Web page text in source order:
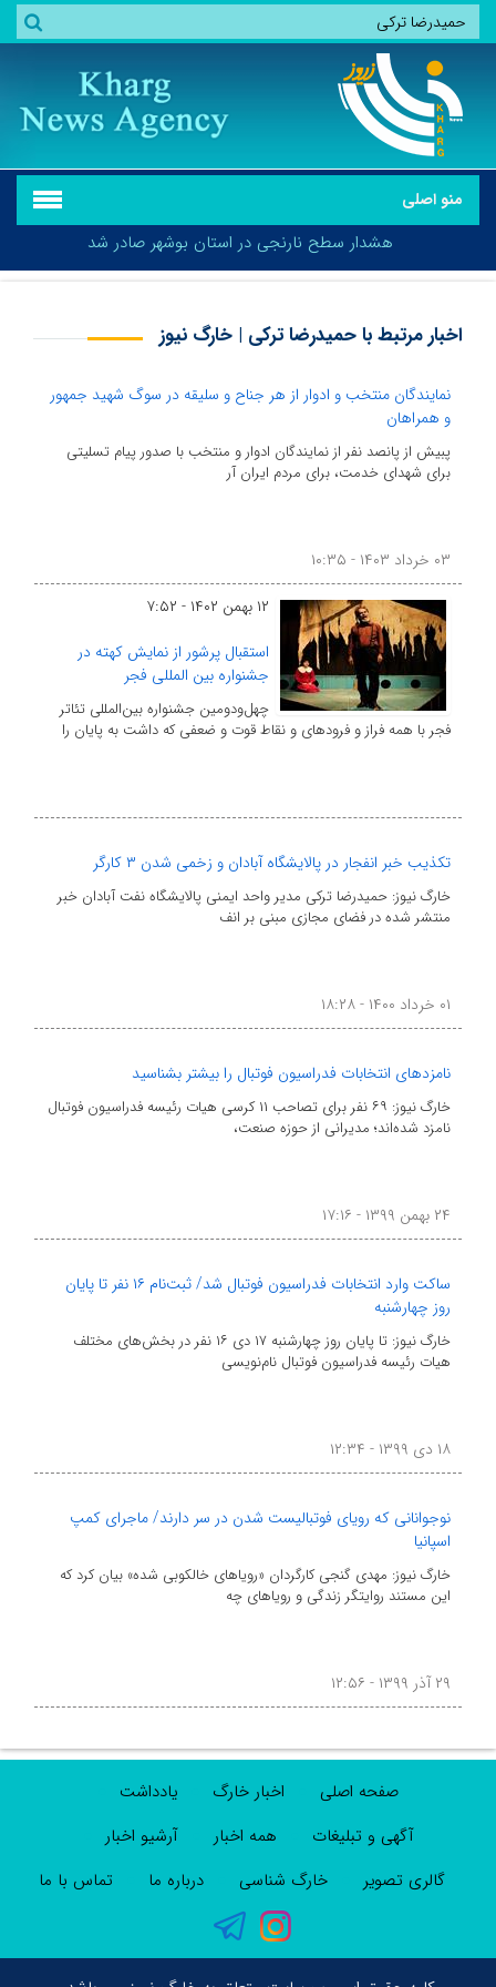
منو اصلی
هشدار سطح نارنجی در استان بوشهر صادر شد
هشدار سطح نارنجی در استان بوشهر صادر شد
اخبار مرتبط با حمیدرضا ترکی | خارگ نیوز
نمایندگان منتخب و ادوار از هر جناح و سلیقه در سوگ شهید جمهور
و همراهان
پبیش از پانصد نفر از نمایندگان ادوار و منتخب با صدور پیام تسلیتی
برای شهدای خدمت، برای مردم ایران آر
۰۳ خرداد ۱۴۰۳ - ۱۰:۳۵
۱۲ بهمن ۱۴۰۲ - ۷:۵۲
استقبال پرشور از نمایش کهته در
جشنواره بین المللی فجر
چهل‌ودومین جشنواره بین‌المللی تئاتر
فجر با همه فراز و فرود‌های و نقاط قوت و ضعفی که داشت به پایان را
تکذیب خبر انفجار در پالایشگاه آبادان و زخمی شدن ۳ کارگر
خارگ نیوز: حمیدرضا ترکی مدیر واحد ایمنی پالایشگاه نفت آبادان خبر
منتشر شده در فضای مجازی مبنی بر انف
۰۱ خرداد ۱۴۰۰ - ۱۸:۲۸
نامزدهای انتخابات فدراسیون فوتبال را بیشتر بشناسید
خارگ نیوز: ۶۹ نفر برای تصاحب ۱۱ کرسی هیات رئیسه فدراسیون فوتبال
نامزد شده‌اند؛ مدیرانی از حوزه صنعت،
۲۴ بهمن ۱۳۹۹ - ۱۷:۱۶
ساکت وارد انتخابات فدراسیون فوتبال شد/ ثبت‌نام ۱۶ نفر تا پایان
روز چهارشنبه
خارگ نیوز: تا پایان روز چهارشنبه ۱۷ دی ۱۶ نفر در بخش‌های مختلف
هیات رئیسه فدراسیون فوتبال نام‌نویسی
۱۸ دی ۱۳۹۹ - ۱۲:۳۴
نوجوانانی که رویای فوتبالیست شدن در سر دارند/ ماجرای کمپ
اسپانیا
خارگ نیوز: مهدی گنجی کارگردان «رویاهای خالکوبی شده» بیان کرد که
این مستند روایتگر زندگی و رویاهای چه
۲۹ آذر ۱۳۹۹ - ۱۲:۵۶
صفحه اصلی اخبار خارگ
یادداشت
آگهی و تبلیغات
همه اخبار
آرشیو اخبار
گالری تصویر
خارگ شناسی درباره ما تماس با ما